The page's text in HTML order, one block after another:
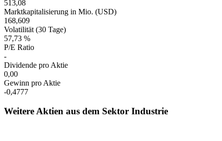
513,08
Marktkapitalisierung in Mio. (USD)
168,609
Volatilität (30 Tage)
57,73 %
P/E Ratio
-
Dividende pro Aktie
0,00
Gewinn pro Aktie
-0,4777
Weitere Aktien aus dem Sektor Industrie